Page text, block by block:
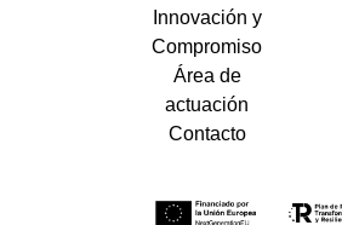
Innovación y
Compromiso
Área de
actuación
Contacto